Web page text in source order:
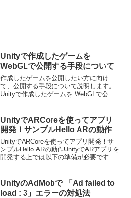
Unityで作成したゲームを
WebGLで公開する手段について
作成したゲームを公開したい方に向け
て、公開する手段について説明します。
Unityで作成したゲームを WebGLで公開
があります。Unity room（Unity公...
UnityでARCoreを使ってアプリ
開発！サンプルHello ARの動作
UnityでARCoreを使ってアプリ開発！サ
ンプルHello ARの動作UnityでARアプリを
開発する上では以下の準備が必要です。
UnityのAdMobで 「Ad failed to
load : 3」エラーの対処法